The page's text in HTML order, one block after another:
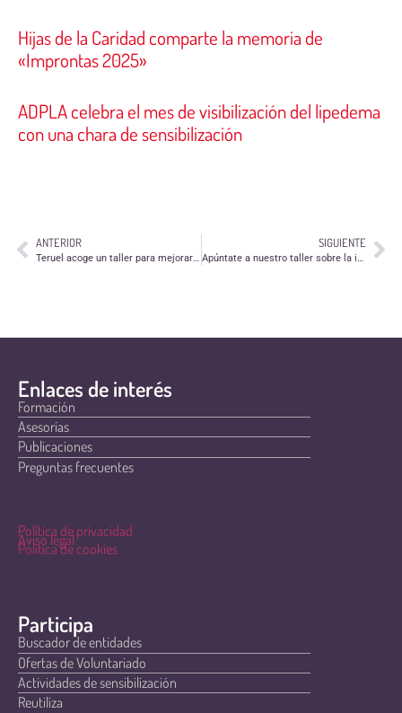
Hijas de la Caridad comparte la memoria de
«Improntas 2025»
ADPLA celebra el mes de visibilización del lipedema
con una chara de sensibilización
ANTERIOR SIGUIENTE
Enlaces de interés
Formación
Asesorías
Publicaciones
Preguntas frecuentes
Política de privacidad
Aviso legal
Política de cookies
Participa
Buscador de entidades
Ofertas de Voluntariado
Actividades de sensibilización
Reutiliza